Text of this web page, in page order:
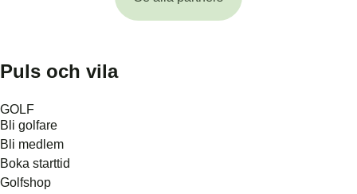
Puls och vila
GOLF
Bli golfare
Bli medlem
Boka starttid
Golfshop